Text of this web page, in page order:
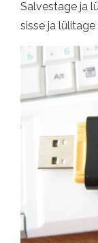
Salvestage ja
sisse ja lülitage